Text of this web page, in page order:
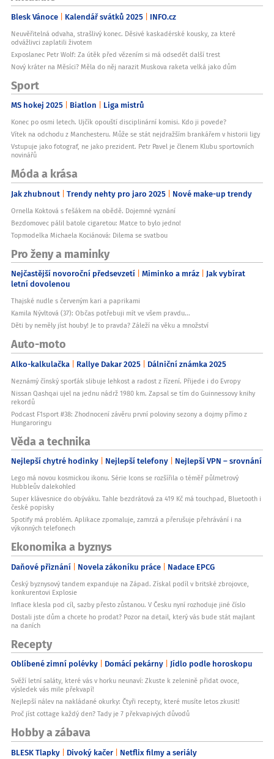
Blesk Vánoce Kalendář svátků 2025 INFO.cz
Neuvěřitelná odvaha, strašlivý konec. Děsivé kaskadérské kousky, za které
odvážlivci zaplatili životem
Exposlanec Petr Wolf: Za útěk před vězením si má odsedět další trest
Nový kráter na Měsíci? Měla do něj narazit Muskova raketa velká jako dům
Sport
MS hokej 2025 Biatlon Liga mistrů
Konec po osmi letech. Ujčík opouští disciplinární komisi. Kdo ji povede?
Vítek na odchodu z Manchesteru. Může se stát nejdražším brankářem v historii ligy
Vstupuje jako fotograf, ne jako prezident. Petr Pavel je členem Klubu sportovních
novinářů
Móda a krása
Jak zhubnout Trendy nehty pro jaro 2025 Nové make-up trendy
Ornella Koktová s fešákem na obědě. Dojemné vyznání
Bezdomovec pálil batole cigaretou: Matce to bylo jedno!
Topmodelka Michaela Kociánová: Dilema se svatbou
Pro ženy a maminky
Nejčastější novoroční předsevzetí Miminko a mráz Jak vybírat
letní dovolenou
Thajské nudle s červeným kari a paprikami
Kamila Nývltová (37): Občas potřebuji mít ve všem pravdu...
Děti by neměly jíst houby! Je to pravda? Záleží na věku a množství
Auto-moto
Alko-kalkulačka Rallye Dakar 2025 Dálniční známka 2025
Neznámý čínský sporťák slibuje lehkost a radost z řízení. Přijede i do Evropy
Nissan Qashqai ujel na jednu nádrž 1980 km. Zapsal se tím do Guinnessovy knihy
rekordů
Podcast F1sport #38: Zhodnocení závěru první poloviny sezony a dojmy přímo z
Hungaroringu
Věda a technika
Nejlepší chytré hodinky Nejlepší telefony Nejlepší VPN – srovnání
Lego má novou kosmickou ikonu. Série Icons se rozšířila o téměř půlmetrový
Hubbleův dalekohled
Super klávesnice do obýváku. Tahle bezdrátová za 419 Kč má touchpad, Bluetooth i
české popisky
Spotify má problém. Aplikace zpomaluje, zamrzá a přerušuje přehrávání i na
výkonných telefonech
Ekonomika a byznys
Daňové přiznání Novela zákoníku práce Nadace EPCG
Český byznysový tandem expanduje na Západ. Získal podíl v britské zbrojovce,
konkurentovi Explosie
Inflace klesla pod cíl, sazby přesto zůstanou. V Česku nyní rozhoduje jiné číslo
Dostali jste dům a chcete ho prodat? Pozor na detail, který vás bude stát majlant
na daních
Recepty
Oblíbené zimní polévky Domácí pekárny Jídlo podle horoskopu
Svěží letní saláty, které vás v horku neunaví: Zkuste k zelenině přidat ovoce,
výsledek vás mile překvapí!
Nejlepší nálev na nakládané okurky: Čtyři recepty, které musíte letos zkusit!
Proč jíst cottage každý den? Tady je 7 překvapivých důvodů
Hobby a zábava
BLESK Tlapky Divoký kačer Netflix filmy a seriály